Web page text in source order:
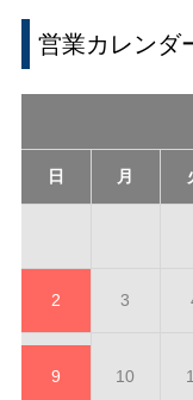
営業カレンダ
日 月
2 3
9 10